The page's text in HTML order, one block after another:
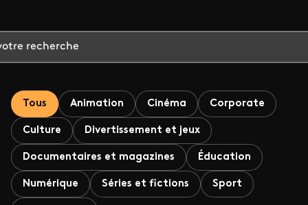
Tous Animation Cinéma Corporate
Culture Divertissement et jeux
Documentaires et magazines Éducation
Numérique Séries et fictions Sport